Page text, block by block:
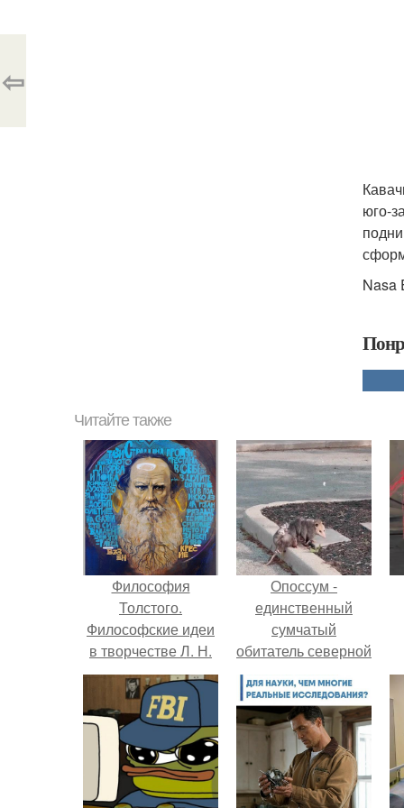
юго-
Nasa
⇦
Читайте также
Философия
Толстого.
Философские идеи
в творчестве Л. Н.
Толстого.
Опоссум -
единственный
сумчатый
обитатель северной